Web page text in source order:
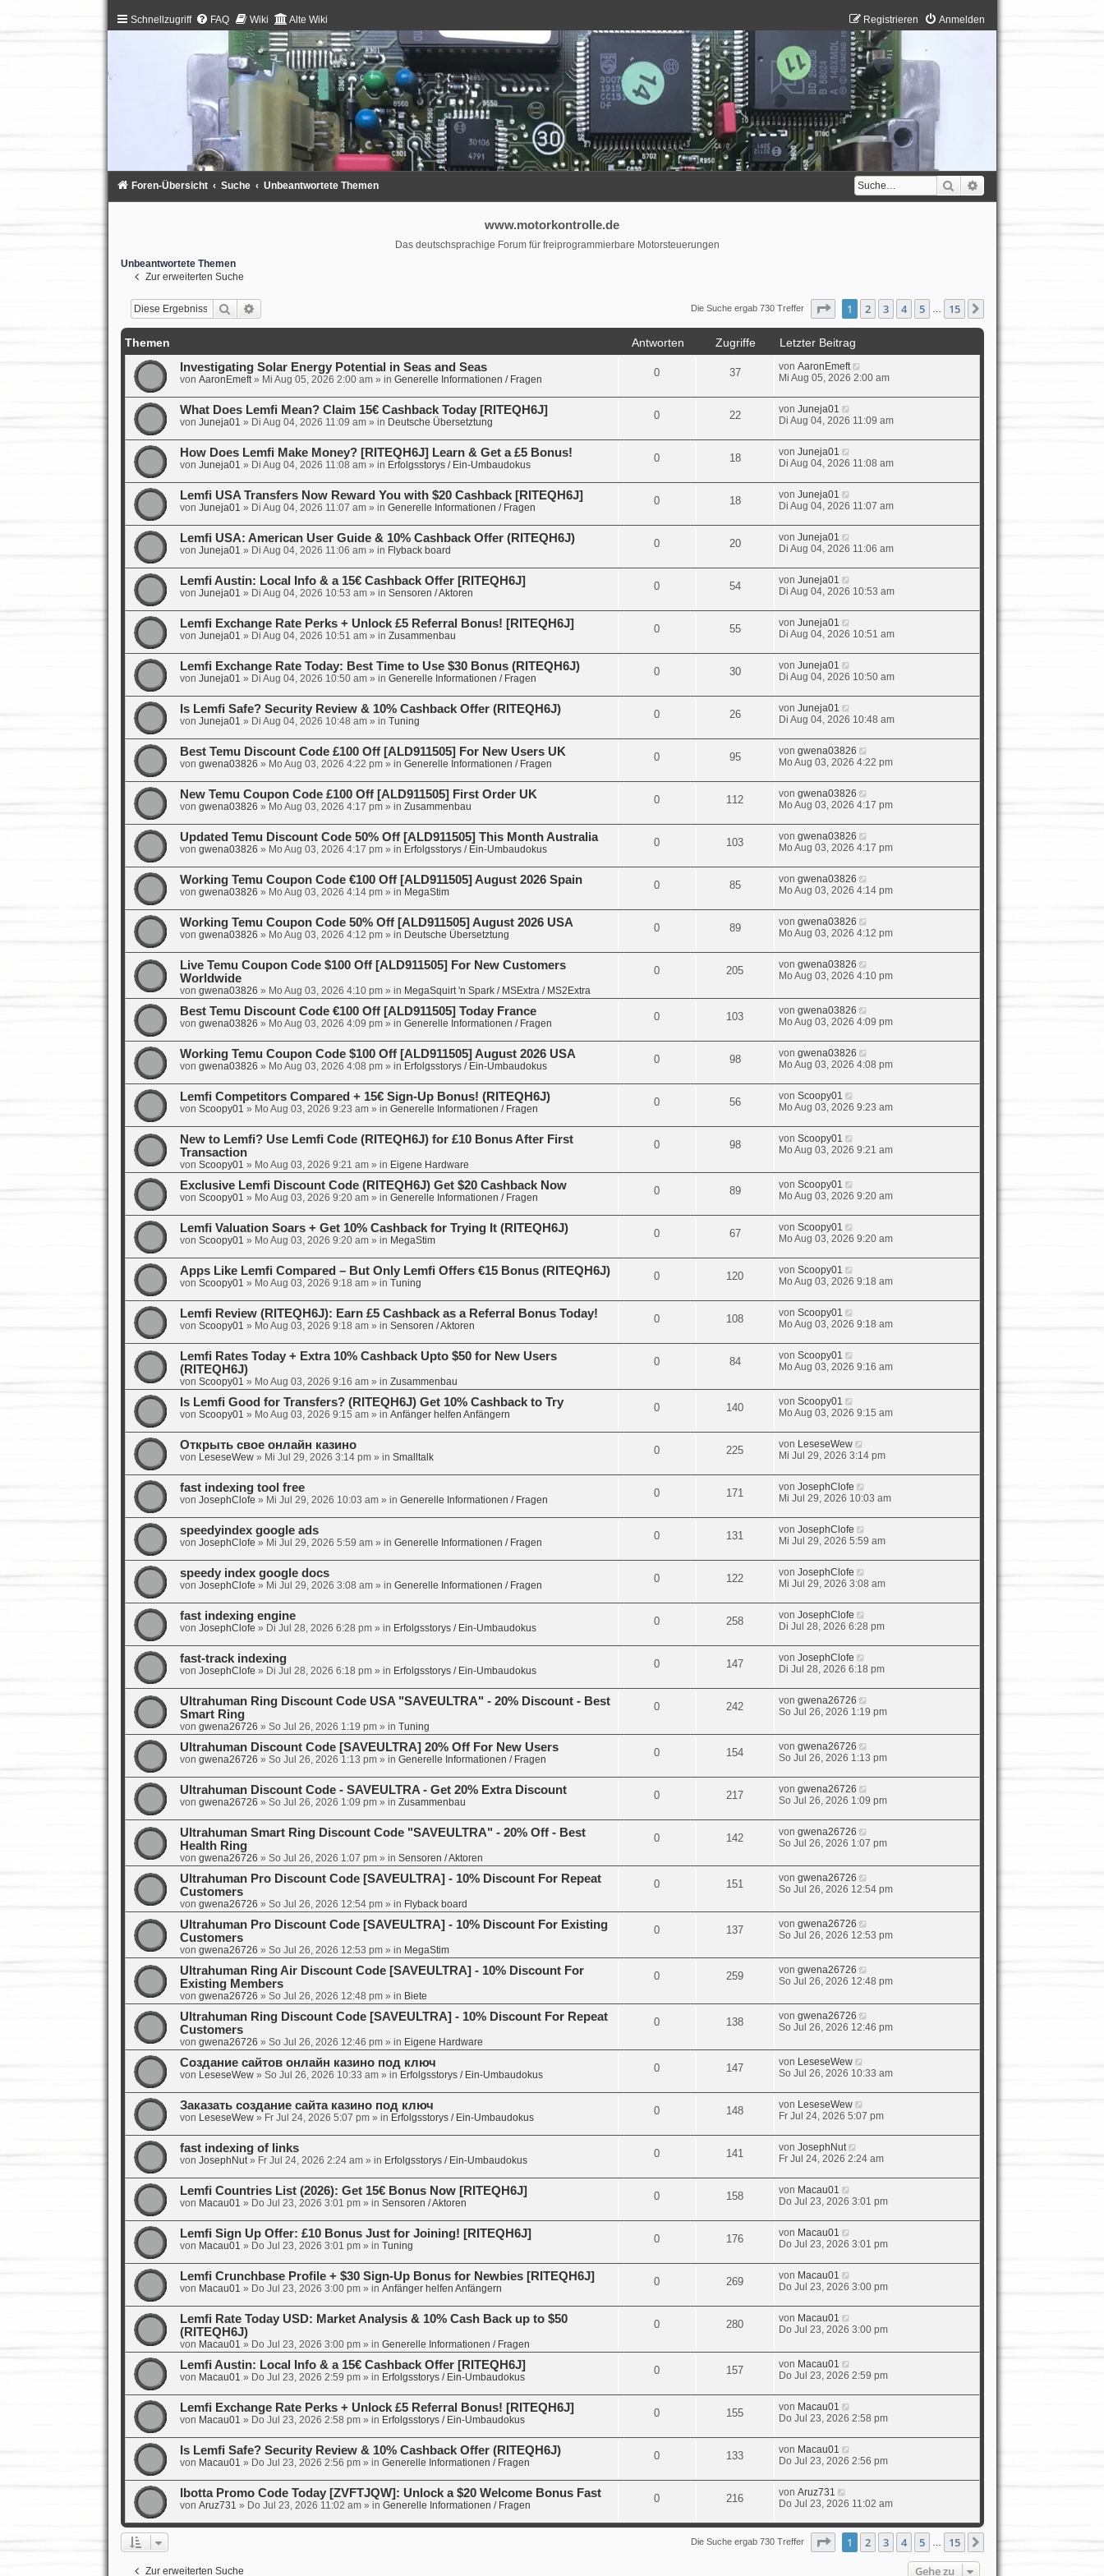
Schnellzugriff FAQ Wiki Alte Wiki Anmelden
Registrieren
Suche
Foren-Übersicht Suche Unbeantwortete Themen
www.motorkontrolle.de
Das deutschsprachige Forum für freiprogrammierbare Motorsteuerungen
Unbeantwortete Themen
Zur erweiterten Suche
Suche Die Suche ergab 730 Treffer Seite von15
1 2 3 4 5 15
Themen Antworten Zugriffe
Letzter Beitrag
Investigating Solar Energy Potential in Seas and Seas
von AaronEmeft» Mi Aug 05, 2026 2:00 am» in Generelle Informationen / Fragen
0 37 von AaronEmeft
Mi Aug 05, 2026 2:00 am
What Does Lemfi Mean? Claim 15€ Cashback Today [RITEQH6J]
von Juneja01 » Di Aug 04, 2026 11:09 am» in Deutsche Übersetztung
0 22 von Juneja01
Di Aug 04, 2026 11:09 am
How Does Lemfi Make Money? [RITEQH6J] Learn & Get a £5 Bonus!
von Juneja01 » Di Aug 04, 2026 11:08 am» in Erfolgsstorys / Ein-Umbaudokus
0 18 von Juneja01
Di Aug 04, 2026 11:08 am
Lemfi USA Transfers Now Reward You with $20 Cashback [RITEQH6J]
von Juneja01 » Di Aug 04, 2026 11:07 am» in Generelle Informationen / Fragen
0 18 von Juneja01
Di Aug 04, 2026 11:07 am
Lemfi USA: American User Guide & 10% Cashback Offer (RITEQH6J)
von Juneja01 » Di Aug 04, 2026 11:06 am» in Flyback board
0 20 von Juneja01
Di Aug 04, 2026 11:06 am
Lemfi Austin: Local Info & a 15€ Cashback Offer [RITEQH6J]
von Juneja01 » Di Aug 04, 2026 10:53 am» in Sensoren / Aktoren
0 54 von Juneja01
Di Aug 04, 2026 10:53 am
Lemfi Exchange Rate Perks + Unlock £5 Referral Bonus! [RITEQH6J]
von Juneja01 » Di Aug 04, 2026 10:51 am» in Zusammenbau
0 55 von Juneja01
Di Aug 04, 2026 10:51 am
Lemfi Exchange Rate Today: Best Time to Use $30 Bonus (RITEQH6J)
von Juneja01 » Di Aug 04, 2026 10:50 am» in Generelle Informationen / Fragen
0 30 von Juneja01
Di Aug 04, 2026 10:50 am
Is Lemfi Safe? Security Review & 10% Cashback Offer (RITEQH6J)
von Juneja01 » Di Aug 04, 2026 10:48 am» in Tuning
0 26 von Juneja01
Di Aug 04, 2026 10:48 am
Best Temu Discount Code £100 Off [ALD911505] For New Users UK
von gwena03826 » Mo Aug 03, 2026 4:22 pm» in Generelle Informationen / Fragen
0 95 von gwena03826
Mo Aug 03, 2026 4:22 pm
New Temu Coupon Code £100 Off [ALD911505] First Order UK
von gwena03826 » Mo Aug 03, 2026 4:17 pm» in Zusammenbau
0 112 von gwena03826
Mo Aug 03, 2026 4:17 pm
Updated Temu Discount Code 50% Off [ALD911505] This Month Australia
von gwena03826 » Mo Aug 03, 2026 4:17 pm» in Erfolgsstorys / Ein-Umbaudokus
0 103 von gwena03826
Mo Aug 03, 2026 4:17 pm
Working Temu Coupon Code €100 Off [ALD911505] August 2026 Spain
von gwena03826 » Mo Aug 03, 2026 4:14 pm» in MegaStim
0 85 von gwena03826
Mo Aug 03, 2026 4:14 pm
Working Temu Coupon Code 50% Off [ALD911505] August 2026 USA
von gwena03826 » Mo Aug 03, 2026 4:12 pm» in Deutsche Übersetztung
0 89 von gwena03826
Mo Aug 03, 2026 4:12 pm
Live Temu Coupon Code $100 Off [ALD911505] For New Customers
Worldwide
von gwena03826 » Mo Aug 03, 2026 4:10 pm» in MegaSquirt 'n Spark / MSExtra / MS2Extra
0 205 von gwena03826
Mo Aug 03, 2026 4:10 pm
Best Temu Discount Code €100 Off [ALD911505] Today France
von gwena03826 » Mo Aug 03, 2026 4:09 pm» in Generelle Informationen / Fragen
0 103 von gwena03826
Mo Aug 03, 2026 4:09 pm
Working Temu Coupon Code $100 Off [ALD911505] August 2026 USA
von gwena03826 » Mo Aug 03, 2026 4:08 pm» in Erfolgsstorys / Ein-Umbaudokus
0 98 von gwena03826
Mo Aug 03, 2026 4:08 pm
Lemfi Competitors Compared + 15€ Sign-Up Bonus! (RITEQH6J)
von Scoopy01 » Mo Aug 03, 2026 9:23 am» in Generelle Informationen / Fragen
0 56 von Scoopy01
Mo Aug 03, 2026 9:23 am
New to Lemfi? Use Lemfi Code (RITEQH6J) for £10 Bonus After First
Transaction
von Scoopy01 » Mo Aug 03, 2026 9:21 am» in Eigene Hardware
0 98 von Scoopy01
Mo Aug 03, 2026 9:21 am
Exclusive Lemfi Discount Code (RITEQH6J) Get $20 Cashback Now
von Scoopy01 » Mo Aug 03, 2026 9:20 am» in Generelle Informationen / Fragen
0 89 von Scoopy01
Mo Aug 03, 2026 9:20 am
Lemfi Valuation Soars + Get 10% Cashback for Trying It (RITEQH6J)
von Scoopy01 » Mo Aug 03, 2026 9:20 am» in MegaStim
0 67 von Scoopy01
Mo Aug 03, 2026 9:20 am
Apps Like Lemfi Compared – But Only Lemfi Offers €15 Bonus (RITEQH6J)
von Scoopy01 » Mo Aug 03, 2026 9:18 am» in Tuning
0 120 von Scoopy01
Mo Aug 03, 2026 9:18 am
Lemfi Review (RITEQH6J): Earn £5 Cashback as a Referral Bonus Today!
von Scoopy01 » Mo Aug 03, 2026 9:18 am» in Sensoren / Aktoren
0 108 von Scoopy01
Mo Aug 03, 2026 9:18 am
Lemfi Rates Today + Extra 10% Cashback Upto $50 for New Users
(RITEQH6J)
von Scoopy01 » Mo Aug 03, 2026 9:16 am» in Zusammenbau
0 84 von Scoopy01
Mo Aug 03, 2026 9:16 am
Is Lemfi Good for Transfers? (RITEQH6J) Get 10% Cashback to Try
von Scoopy01 » Mo Aug 03, 2026 9:15 am» in Anfänger helfen Anfängern
0 140 von Scoopy01
Mo Aug 03, 2026 9:15 am
Открыть свое онлайн казино
von LeseseWew» Mi Jul 29, 2026 3:14 pm» in Smalltalk
0 225 von LeseseWew
Mi Jul 29, 2026 3:14 pm
fast indexing tool free
von JosephClofe » Mi Jul 29, 2026 10:03 am» in Generelle Informationen / Fragen
0 171 von JosephClofe
Mi Jul 29, 2026 10:03 am
speedyindex google ads
von JosephClofe » Mi Jul 29, 2026 5:59 am» in Generelle Informationen / Fragen
0 131 von JosephClofe
Mi Jul 29, 2026 5:59 am
speedy index google docs
von JosephClofe » Mi Jul 29, 2026 3:08 am» in Generelle Informationen / Fragen
0 122 von JosephClofe
Mi Jul 29, 2026 3:08 am
fast indexing engine
von JosephClofe » Di Jul 28, 2026 6:28 pm» in Erfolgsstorys / Ein-Umbaudokus
0 258 von JosephClofe
Di Jul 28, 2026 6:28 pm
fast-track indexing
von JosephClofe » Di Jul 28, 2026 6:18 pm» in Erfolgsstorys / Ein-Umbaudokus
0 147 von JosephClofe
Di Jul 28, 2026 6:18 pm
Ultrahuman Ring Discount Code USA "SAVEULTRA" - 20% Discount - Best
Smart Ring
von gwena26726 » So Jul 26, 2026 1:19 pm» in Tuning
0 242 von gwena26726
So Jul 26, 2026 1:19 pm
Ultrahuman Discount Code [SAVEULTRA] 20% Off For New Users
von gwena26726 » So Jul 26, 2026 1:13 pm» in Generelle Informationen / Fragen
0 154 von gwena26726
So Jul 26, 2026 1:13 pm
Ultrahuman Discount Code - SAVEULTRA - Get 20% Extra Discount
von gwena26726 » So Jul 26, 2026 1:09 pm» in Zusammenbau
0 217 von gwena26726
So Jul 26, 2026 1:09 pm
Ultrahuman Smart Ring Discount Code "SAVEULTRA" - 20% Off - Best
Health Ring
von gwena26726 » So Jul 26, 2026 1:07 pm» in Sensoren / Aktoren
0 142 von gwena26726
So Jul 26, 2026 1:07 pm
Ultrahuman Pro Discount Code [SAVEULTRA] - 10% Discount For Repeat
Customers
von gwena26726 » So Jul 26, 2026 12:54 pm» in Flyback board
0 151 von gwena26726
So Jul 26, 2026 12:54 pm
Ultrahuman Pro Discount Code [SAVEULTRA] - 10% Discount For Existing
Customers
von gwena26726 » So Jul 26, 2026 12:53 pm» in MegaStim
0 137 von gwena26726
So Jul 26, 2026 12:53 pm
Ultrahuman Ring Air Discount Code [SAVEULTRA] - 10% Discount For
Existing Members
von gwena26726 » So Jul 26, 2026 12:48 pm» in Biete
0 259 von gwena26726
So Jul 26, 2026 12:48 pm
Ultrahuman Ring Discount Code [SAVEULTRA] - 10% Discount For Repeat
Customers
von gwena26726 » So Jul 26, 2026 12:46 pm» in Eigene Hardware
0 138 von gwena26726
So Jul 26, 2026 12:46 pm
Создание сайтов онлайн казино под ключ
von LeseseWew» So Jul 26, 2026 10:33 am» in Erfolgsstorys / Ein-Umbaudokus
0 147 von LeseseWew
So Jul 26, 2026 10:33 am
Заказать создание сайта казино под ключ
von LeseseWew» Fr Jul 24, 2026 5:07 pm» in Erfolgsstorys / Ein-Umbaudokus
0 148 von LeseseWew
Fr Jul 24, 2026 5:07 pm
fast indexing of links
von JosephNut» Fr Jul 24, 2026 2:24 am» in Erfolgsstorys / Ein-Umbaudokus
0 141 von JosephNut
Fr Jul 24, 2026 2:24 am
Lemfi Countries List (2026): Get 15€ Bonus Now [RITEQH6J]
von Macau01 » Do Jul 23, 2026 3:01 pm» in Sensoren / Aktoren
0 158 von Macau01
Do Jul 23, 2026 3:01 pm
Lemfi Sign Up Offer: £10 Bonus Just for Joining! [RITEQH6J]
von Macau01 » Do Jul 23, 2026 3:01 pm» in Tuning
0 176 von Macau01
Do Jul 23, 2026 3:01 pm
Lemfi Crunchbase Profile + $30 Sign-Up Bonus for Newbies [RITEQH6J]
von Macau01 » Do Jul 23, 2026 3:00 pm» in Anfänger helfen Anfängern
0 269 von Macau01
Do Jul 23, 2026 3:00 pm
Lemfi Rate Today USD: Market Analysis & 10% Cash Back up to $50
(RITEQH6J)
von Macau01 » Do Jul 23, 2026 3:00 pm» in Generelle Informationen / Fragen
0 280 von Macau01
Do Jul 23, 2026 3:00 pm
Lemfi Austin: Local Info & a 15€ Cashback Offer [RITEQH6J]
von Macau01 » Do Jul 23, 2026 2:59 pm» in Erfolgsstorys / Ein-Umbaudokus
0 157 von Macau01
Do Jul 23, 2026 2:59 pm
Lemfi Exchange Rate Perks + Unlock £5 Referral Bonus! [RITEQH6J]
von Macau01 » Do Jul 23, 2026 2:58 pm» in Erfolgsstorys / Ein-Umbaudokus
0 155 von Macau01
Do Jul 23, 2026 2:58 pm
Is Lemfi Safe? Security Review & 10% Cashback Offer (RITEQH6J)
von Macau01 » Do Jul 23, 2026 2:56 pm» in Generelle Informationen / Fragen
0 133 von Macau01
Do Jul 23, 2026 2:56 pm
Ibotta Promo Code Today [ZVFTJQW]: Unlock a $20 Welcome Bonus Fast
von Aruz731 » Do Jul 23, 2026 11:02 am» in Generelle Informationen / Fragen
0 216 von Aruz731
Do Jul 23, 2026 11:02 am
Die Suche ergab 730 Treffer Seite von15
1 2 3 4 5 15
Zur erweiterten Suche Gehe zu